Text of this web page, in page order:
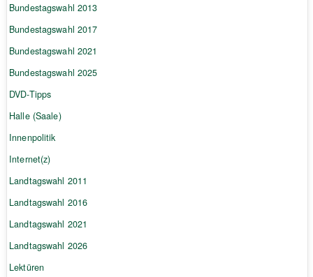
Bundestagswahl 2013
Bundestagswahl 2017
Bundestagswahl 2021
Bundestagswahl 2025
DVD-Tipps
Halle (Saale)
Innenpolitik
Internet(z)
Landtagswahl 2011
Landtagswahl 2016
Landtagswahl 2021
Landtagswahl 2026
Lektüren